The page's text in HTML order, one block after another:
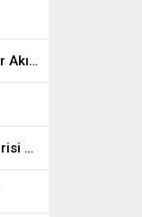
Stad Yeri Mirza’dan, Tribünler Akın’dan: Geriye Bakanlık Kaldı.
Mevzu Bandırmaspor İse, Gerisi Teferruattır